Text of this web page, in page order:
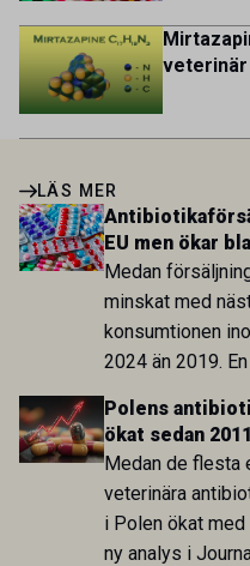
LÄS MER
EU men ökar
Medan
minskat med
konsumtionen
2024 än 2019.
utvecklingen
sida och pekar
arbete.
Polens
ökat sedan 2011
Medan de flesta
veterinära
i Polen ökat med
ny analys i